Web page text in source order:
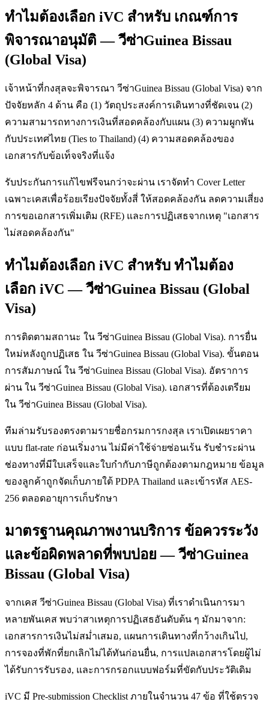
ทำไมต้องเลือก iVC สำหรับ เกณฑ์การ
พิจารณาอนุมัติ — วีซ่าGuinea Bissau
(Global Visa)
เจ้าหน้าที่กงสุลจะพิจารณา วีซ่าGuinea Bissau (Global Visa) จาก
ปัจจัยหลัก 4 ด้าน คือ (1) วัตถุประสงค์การเดินทางที่ชัดเจน (2)
ความสามารถทางการเงินที่สอดคล้องกับแผน (3) ความผูกพัน
กับประเทศไทย (Ties to Thailand) (4) ความสอดคล้องของ
เอกสารกับข้อเท็จจริงที่แจ้ง
รับประกันการแก้ไขฟรีจนกว่าจะผ่าน เราจัดทำ Cover Letter
เฉพาะเคสเพื่อร้อยเรียงปัจจัยทั้งสี่ ให้สอดคล้องกัน ลดความเสี่ยง
การขอเอกสารเพิ่มเติม (RFE) และการปฏิเสธจากเหตุ "เอกสาร
ไม่สอดคล้องกัน"
ทำไมต้องเลือก iVC สำหรับ ทำไมต้อง
เลือก iVC — วีซ่าGuinea Bissau (Global
Visa)
การติดตามสถานะ ใน วีซ่าGuinea Bissau (Global Visa). การยื่น
ใหม่หลังถูกปฏิเสธ ใน วีซ่าGuinea Bissau (Global Visa). ขั้นตอน
การสัมภาษณ์ ใน วีซ่าGuinea Bissau (Global Visa). อัตราการ
ผ่าน ใน วีซ่าGuinea Bissau (Global Visa). เอกสารที่ต้องเตรียม
ใน วีซ่าGuinea Bissau (Global Visa).
ทีมล่ามรับรองตรงตามรายชื่อกรมการกงสุล เราเปิดเผยราคา
แบบ flat-rate ก่อนเริ่มงาน ไม่มีค่าใช้จ่ายซ่อนเร้น รับชำระผ่าน
ช่องทางที่มีใบเสร็จและใบกำกับภาษีถูกต้องตามกฎหมาย ข้อมูล
ของลูกค้าถูกจัดเก็บภายใต้ PDPA Thailand และเข้ารหัส AES-
256 ตลอดอายุการเก็บรักษา
มาตรฐานคุณภาพงานบริการ ข้อควรระวัง
และข้อผิดพลาดที่พบบ่อย — วีซ่าGuinea
Bissau (Global Visa)
จากเคส วีซ่าGuinea Bissau (Global Visa) ที่เราดำเนินการมา
หลายพันเคส พบว่าสาเหตุการปฏิเสธอันดับต้น ๆ มักมาจาก:
เอกสารการเงินไม่สม่ำเสมอ, แผนการเดินทางที่กว้างเกินไป,
การจองที่พักที่ยกเลิกไม่ได้ทันก่อนยื่น, การแปลเอกสารโดยผู้ไม่
ได้รับการรับรอง, และการกรอกแบบฟอร์มที่ขัดกับประวัติเดิม
iVC มี Pre-submission Checklist ภายในจำนวน 47 ข้อ ที่ใช้ตรวจ